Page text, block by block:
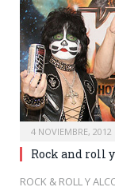
4 NOVIEMBRE, 2012
Rock and roll
ROCK & ROLL Y